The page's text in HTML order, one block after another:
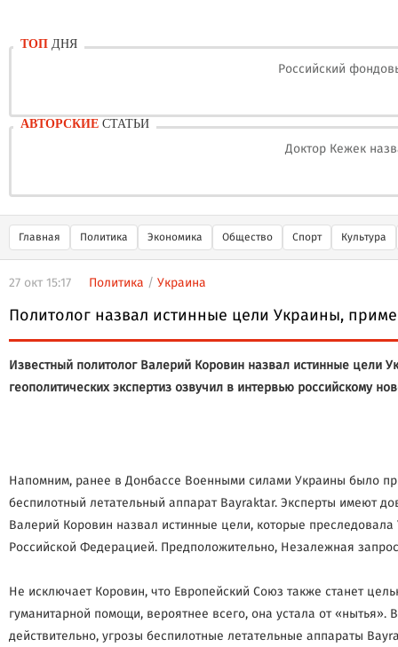
ТОП ДНЯ
Российский
АВТОРСКИЕ СТАТЬИ
Доктор Кежек
Главная Политика Экономика Общество Спорт Культура
27 окт 15:17 Политика / Украина
Политолог назвал истинные цели Украины,
Известный политолог Валерий Коровин назвал истинные
геополитических экспертиз озвучил в интервью российскому
Напомним, ранее в Донбассе Военными силами Украины было
беспилотный летательный аппарат Bayraktar. Эксперты имеют
Валерий Коровин назвал истинные цели, которые
Российской Федерацией. Предположительно, Незалежная
Не исключает Коровин, что Европейский Союз также станет
гуманитарной помощи, вероятнее всего, она устала от
действительно, угрозы беспилотные летательные аппараты